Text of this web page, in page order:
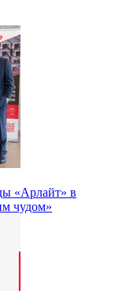
«Арлайт» в
чудом»